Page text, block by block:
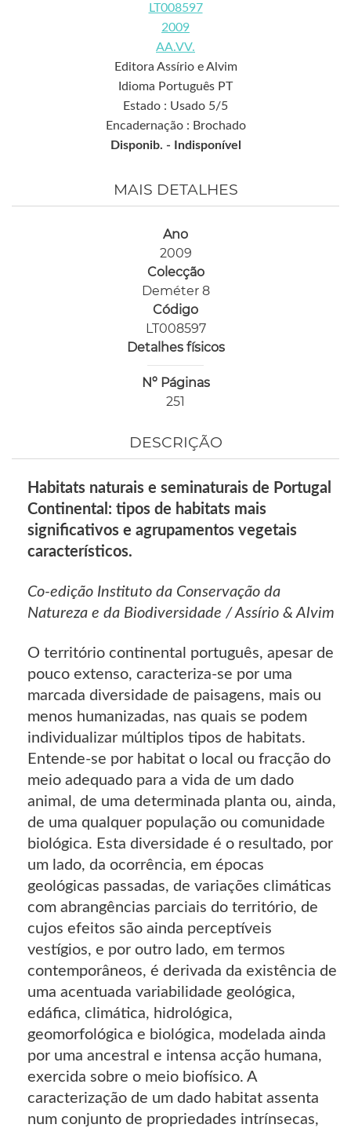
LT008597
2009
AA.VV.
Editora Assírio e Alvim
Idioma Português PT
Estado : Usado 5/5
Encadernação : Brochado
Disponib. -
Indisponível
MAIS DETALHES
Ano
2009
Colecção
Deméter 8
Código
LT008597
Detalhes físicos
Nº Páginas
251
DESCRIÇÃO
Habitats naturais e seminaturais de Portugal
Continental: tipos de habitats mais
significativos e agrupamentos vegetais
característicos.
Co-edição Instituto da Conservação da
Natureza e da Biodiversidade / Assírio & Alvim
O território continental português, apesar de
pouco extenso, caracteriza-se por uma
marcada diversidade de paisagens, mais ou
menos humanizadas, nas quais se podem
individualizar múltiplos tipos de habitats.
Entende-se por habitat o local ou fracção do
meio adequado para a vida de um dado
animal, de uma determinada planta ou, ainda,
de uma qualquer população ou comunidade
biológica. Esta diversidade é o resultado, por
um lado, da ocorrência, em épocas
geológicas passadas, de variações climáticas
com abrangências parciais do território, de
cujos efeitos são ainda perceptíveis
vestígios, e por outro lado, em termos
contemporâneos, é derivada da existência de
uma acentuada variabilidade geológica,
edáfica, climática, hidrológica,
geomorfológica e biológica, modelada ainda
por uma ancestral e intensa acção humana,
exercida sobre o meio biofísico. A
caracterização de um dado habitat assenta
num conjunto de propriedades intrínsecas,